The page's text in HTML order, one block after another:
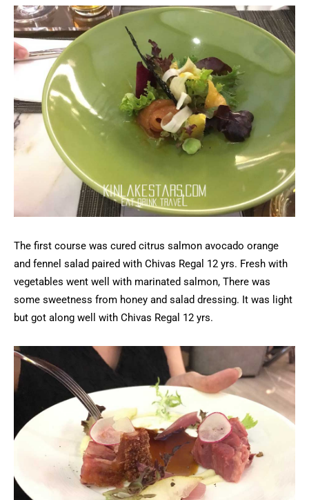
The first course was cured citrus salmon avocado orange
and fennel salad paired with Chivas Regal 12 yrs. Fresh with
vegetables went well with marinated salmon, There was
some sweetness from honey and salad dressing. It was light
but got along well with Chivas Regal 12 yrs.